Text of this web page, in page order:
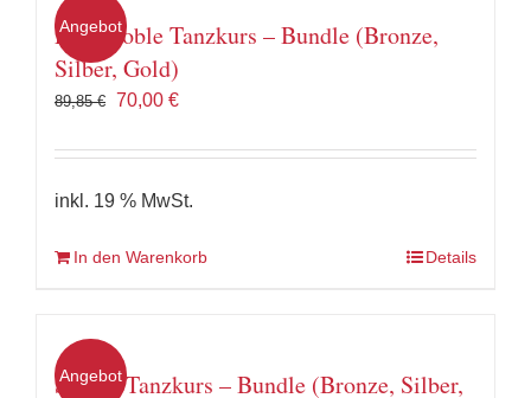
Angebot
Paso Doble Tanzkurs – Bundle (Bronze,
Silber, Gold)
89,85€ Ursprünglicher
war:
70,00 €Aktueller
ist:
inkl. 19 % MwSt.
In den Warenkorb Details
Angebot
Samba Tanzkurs – Bundle (Bronze, Silber,